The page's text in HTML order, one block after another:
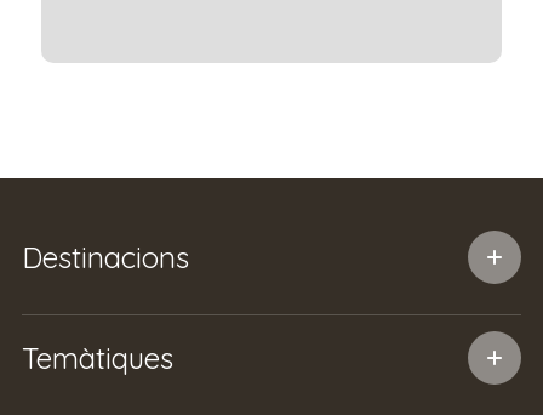
Destinacions
Temàtiques